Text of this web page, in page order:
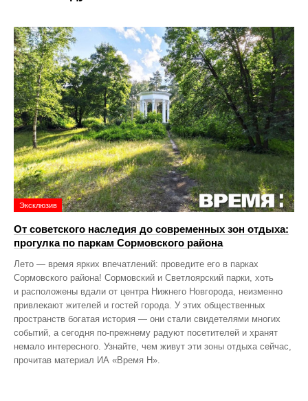
Эксклюзив
От советского наследия до современных зон отдыха:
прогулка по паркам Сормовского района
Лето — время ярких впечатлений: проведите его в парках
Сормовского района! Сормовский и Светлоярский парки, хоть
и расположены вдали от центра Нижнего Новгорода, неизменно
привлекают жителей и гостей города. У этих общественных
пространств богатая история — они стали свидетелями многих
событий, а сегодня по‑прежнему радуют посетителей и хранят
немало интересного. Узнайте, чем живут эти зоны отдыха сейчас,
прочитав материал ИА «Время Н».